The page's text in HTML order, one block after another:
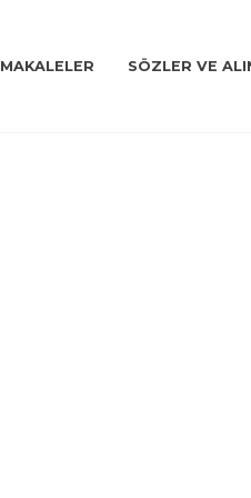
MAKALELER SÖZLER VE